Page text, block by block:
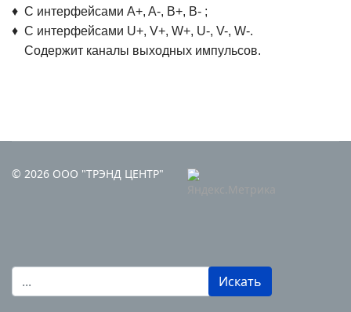
♦ С интерфейсами A+, A-, B+, B- ;
♦ С интерфейсами U+, V+, W+, U-, V-, W-.
Содержит каналы выходных импульсов.
© 2026 ООО "ТРЭНД ЦЕНТР"
Поиск
Искать